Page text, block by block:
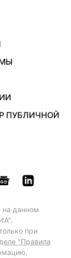
ПУБЛИЧНОЙ
на данном
при
"Правила